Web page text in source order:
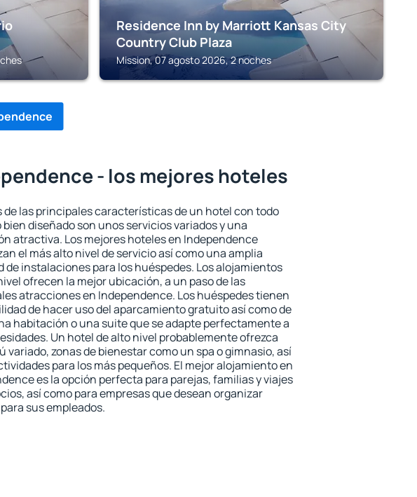
Residence Inn by Marriott Kansas City
Country Club Plaza
Mission, 07 agosto 2026, 2 noches
- los mejores hoteles
de las principales características de un hotel con todo
diseñado son unos servicios variados y una
atractiva. Los mejores hoteles en Independence
el más alto nivel de servicio así como una amplia
de instalaciones para los huéspedes. Los alojamientos
ofrecen la mejor ubicación, a un paso de las
atracciones en Independence. Los huéspedes tienen
de hacer uso del aparcamiento gratuito así como de
habitación o una suite que se adapte perfectamente a
Un hotel de alto nivel probablemente ofrezca
variado, zonas de bienestar como un spa o gimnasio, así
para los más pequeños. El mejor alojamiento en
es la opción perfecta para parejas, familias y viajes
así como para empresas que desean organizar
sus empleados.